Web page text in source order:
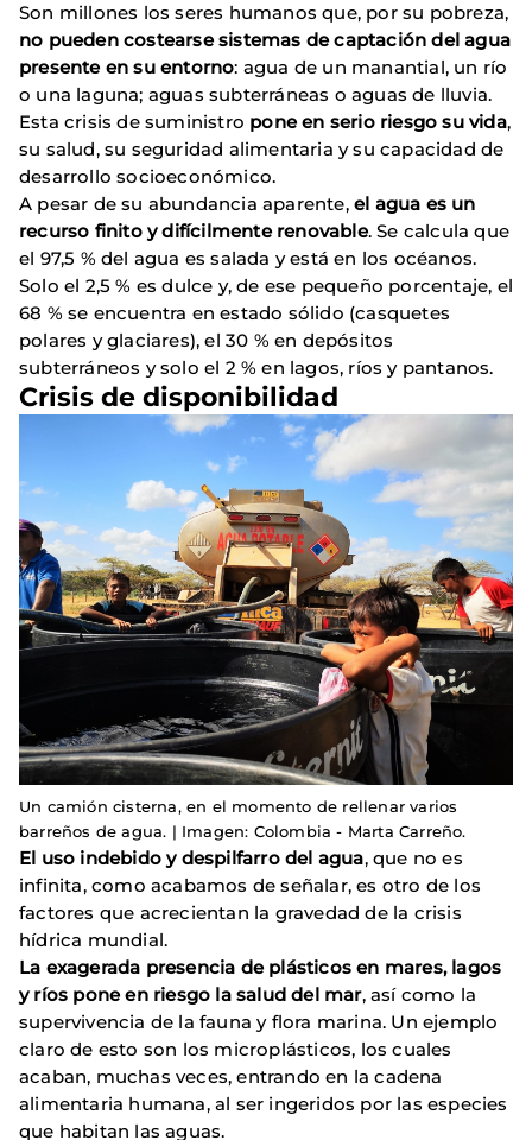
Son millones los seres humanos que, por su pobreza,
no pueden costearse sistemas de captación del agua
presente en su entorno: agua de un manantial, un río
o una laguna; aguas subterráneas o aguas de lluvia.
Esta crisis de suministro pone en serio riesgo su vida,
su salud, su seguridad alimentaria y su capacidad de
desarrollo socioeconómico.
A pesar de su abundancia aparente, el agua es un
recurso finito y difícilmente renovable. Se calcula que
el 97,5 % del agua es salada y está en los océanos.
Solo el 2,5 % es dulce y, de ese pequeño porcentaje, el
68 % se encuentra en estado sólido (casquetes
polares y glaciares), el 30 % en depósitos
subterráneos y solo el 2 % en lagos, ríos y pantanos.
Crisis de disponibilidad
Un camión cisterna, en el momento de rellenar varios
barreños de agua. | Imagen: Colombia - Marta Carreño.
El uso indebido y despilfarro del agua, que no es
infinita, como acabamos de señalar, es otro de los
factores que acrecientan la gravedad de la crisis
hídrica mundial.
La exagerada presencia de plásticos en mares, lagos
y ríos pone en riesgo la salud del mar, así como la
supervivencia de la fauna y flora marina. Un ejemplo
claro de esto son los microplásticos, los cuales
acaban, muchas veces, entrando en la cadena
alimentaria humana, al ser ingeridos por las especies
que habitan las aguas.